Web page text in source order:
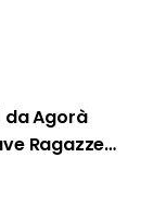
da Agorà
Ragazze…